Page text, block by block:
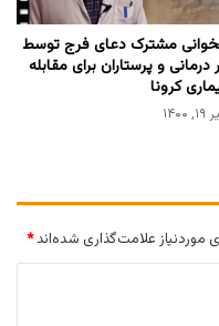
مشترک دعای فرج توسط
درمانی و پرستاران برای مقابله
کرونا
۱۴۰۰
علامت‌گذاری شده‌اند*